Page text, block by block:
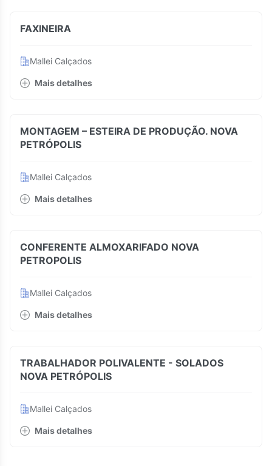
FAXINEIRA
Mallei Calçados
Mais detalhes
MONTAGEM – ESTEIRA DE PRODUÇÃO. NOVA
PETRÓPOLIS
Mallei Calçados
Mais detalhes
CONFERENTE ALMOXARIFADO NOVA
PETROPOLIS
Mallei Calçados
Mais detalhes
TRABALHADOR POLIVALENTE - SOLADOS
NOVA PETRÓPOLIS
Mallei Calçados
Mais detalhes